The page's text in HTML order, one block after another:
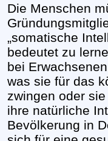
Die Menschen
„somatische
bedeutet zu
bei
was sie für das
zwingen oder
ihre natürliche
Bevölkerung in